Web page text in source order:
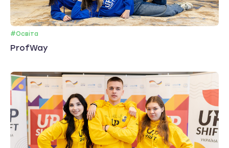
#Освіта
ProfWay